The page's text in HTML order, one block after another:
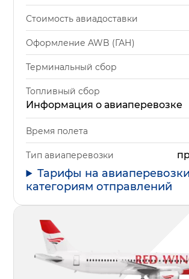
Стоимость авиадоставки
Оформление AWB (ГАН)
Терминальный сбор
Топливный сбор
Информация о авиаперевозке
Время полета
Тип авиаперевозки
Тарифы на
категориям отправлений